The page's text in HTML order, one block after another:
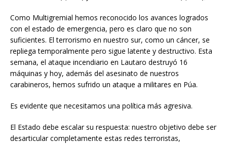
Como Multigremial hemos reconocido los avances logrados
con el estado de emergencia, pero es claro que no son
suficientes. El terrorismo en nuestro sur, como un cáncer, se
repliega temporalmente pero sigue latente y destructivo. Esta
semana, el ataque incendiario en Lautaro destruyó 16
máquinas y hoy, además del asesinato de nuestros
carabineros, hemos sufrido un ataque a militares en Púa.
Es evidente que necesitamos una política más agresiva.
El Estado debe escalar su respuesta: nuestro objetivo debe ser
desarticular completamente estas redes terroristas,